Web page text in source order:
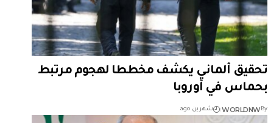
تحقيق ألماني يكشف مخططا لهجوم مرتبط
بحماس في أوروبا
By
WORLDNW شهرين ago